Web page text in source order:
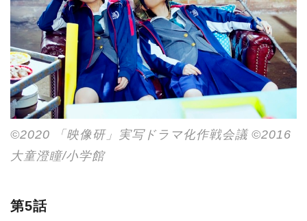
©2020 「映像研」実写ドラマ化作戦会議 ©2016
大童澄瞳/小学館
第5話